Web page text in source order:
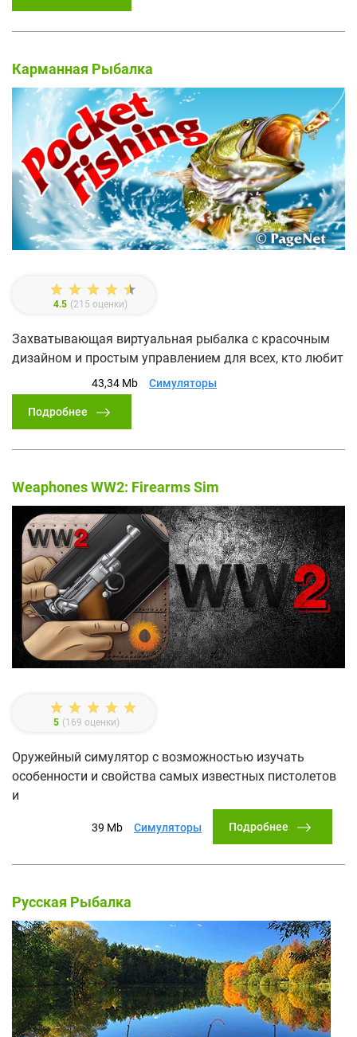
Карманная Рыбалка
4.5 (215 оценки)
Захватывающая виртуальная рыбалка с красочным
дизайном и простым управлением для всех, кто любит
43,34 Mb Симуляторы
Подробнее
Weaphones WW2: Firearms Sim
5 (169 оценки)
Оружейный симулятор с возможностью изучать
особенности и свойства самых известных пистолетов
и
39 Mb Симуляторы Подробнее
Русская Рыбалка